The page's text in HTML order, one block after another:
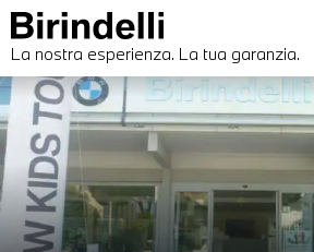
La nostra esperienza. La tua garanzia.